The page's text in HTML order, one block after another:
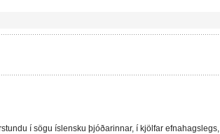
í sögu íslensku þjóðarinnar, í kjölfar efnahagslegs,